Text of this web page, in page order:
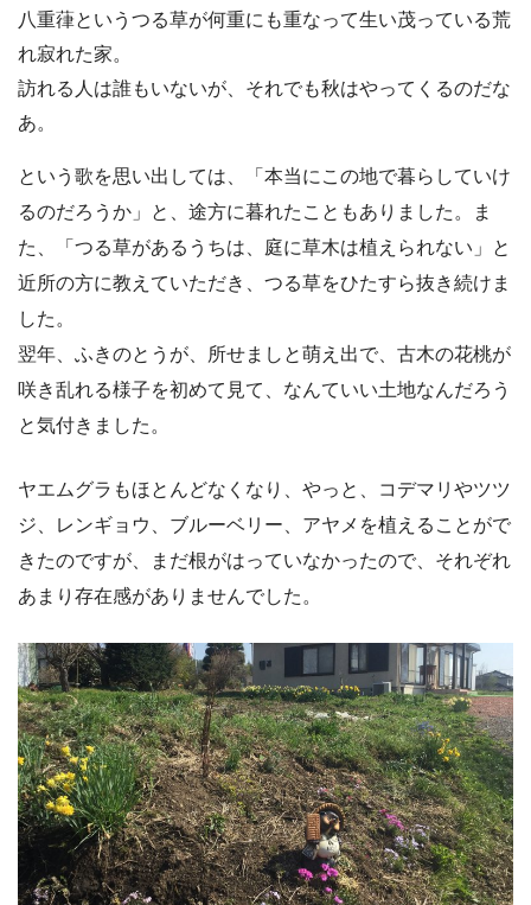
八重葎というつる草が何重にも重なって生い茂っている荒
れ寂れた家。
訪れる人は誰もいないが、それでも秋はやってくるのだな
あ。
という歌を思い出しては、「本当にこの地で暮らしていけ
るのだろうか」と、途方に暮れたこともありました。ま
た、「つる草があるうちは、庭に草木は植えられない」と
近所の方に教えていただき、つる草をひたすら抜き続けま
した。
翌年、ふきのとうが、所せましと萌え出で、古木の花桃が
咲き乱れる様子を初めて見て、なんていい土地なんだろう
と気付きました。
ヤエムグラもほとんどなくなり、やっと、コデマリやツツ
ジ、レンギョウ、ブルーベリー、アヤメを植えることがで
きたのですが、まだ根がはっていなかったので、それぞれ
あまり存在感がありませんでした。